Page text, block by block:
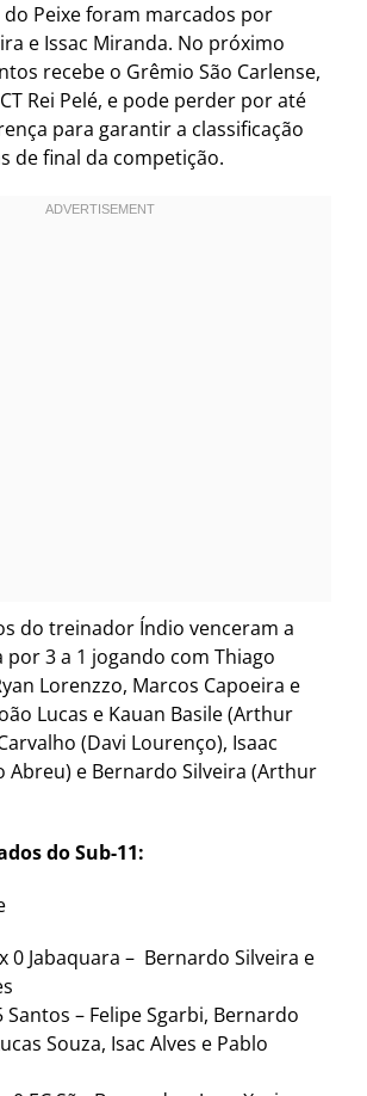
Peixe foram marcados por
e Issac Miranda. No próximo
recebe o Grêmio São Carlense,
Rei Pelé, e pode perder por até
para garantir a classificação
de final da competição.
do treinador Índio venceram a
por 3 a 1 jogando com Thiago
Lorenzzo, Marcos Capoeira e
Lucas e Kauan Basile (Arthur
(Davi Lourenço), Isaac
Abreu) e Bernardo Silveira (Arthur
do Sub-11:
0 Jabaquara – Bernardo Silveira e
Santos – Felipe Sgarbi, Bernardo
Souza, Isac Alves e Pablo